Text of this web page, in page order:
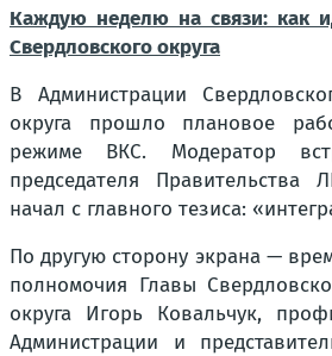
Каждую неделю на связи: как
Свердловского округа
В Администрации
округа прошло плановое
режиме ВКС. Модератор
председателя
начал с главного тезиса:
По другую сторону экрана —
полномочия Главы
округа Игорь Ковальчук,
Администрации и